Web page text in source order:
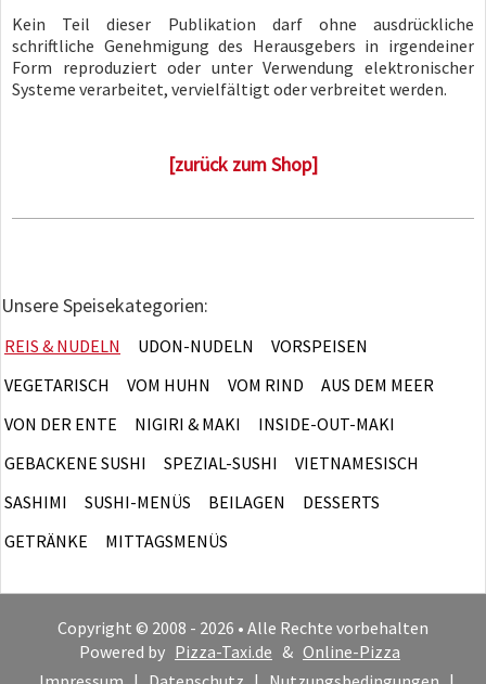
Kein Teil dieser Publikation darf ohne ausdrückliche
schriftliche Genehmigung des Herausgebers in irgendeiner
Form reproduziert oder unter Verwendung elektronischer
Systeme verarbeitet, vervielfältigt oder verbreitet werden.
[zurück zum Shop]
Unsere Speisekategorien:
REIS & NUDELN UDON-NUDELN
VORSPEISEN
VEGETARISCH
VOM HUHN VOM RIND
AUS DEM MEER
VON DER ENTE
NIGIRI & MAKI
INSIDE-OUT-MAKI
GEBACKENE SUSHI
SPEZIAL-SUSHI
VIETNAMESISCH
SASHIMI
SUSHI-MENÜS BEILAGEN
DESSERTS
GETRÄNKE
MITTAGSMENÜS
Copyright © 2008 - 2026 • Alle Rechte vorbehalten
Powered by Pizza-Taxi.de & Online-Pizza